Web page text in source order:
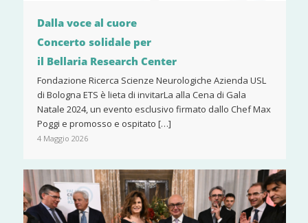
Dalla voce al cuore
Concerto solidale per
il Bellaria Research Center
Fondazione Ricerca Scienze Neurologiche Azienda USL
di Bologna ETS è lieta di invitarLa alla Cena di Gala
Natale 2024, un evento esclusivo firmato dallo Chef Max
Poggi e promosso e ospitato […]
4 Maggio 2026